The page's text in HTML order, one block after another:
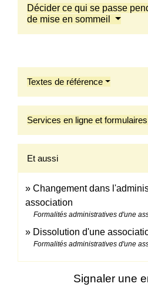
Décider ce qui se passe
de mise en sommeil
Textes de référence
Services en ligne et formulaires
Et aussi
Changement dans
association
Formalités administratives d'une
Dissolution d'une
Formalités administratives d'une
Signaler une